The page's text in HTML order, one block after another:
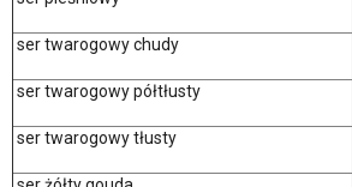
ser twarogowy chudy
ser twarogowy półtłusty
ser twarogowy tłusty